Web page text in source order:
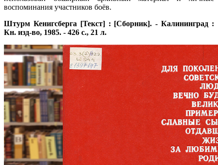
воспоминания участников боёв.
Штурм Кенигсберга [Текст] : [Сборник]. - Калининград :
Кн. изд-во, 1985. - 426 с., 21 л.